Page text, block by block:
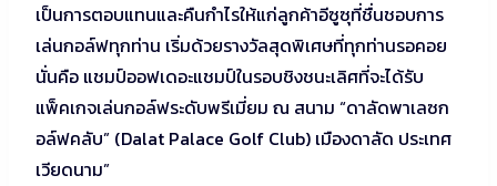
เป็นการตอบแทนและคืนกำไรให้แก่ลูกค้าอีซูซุที่ชื่นชอบการ
เล่นกอล์ฟทุกท่าน เริ่มด้วยรางวัลสุดพิเศษที่ทุกท่านรอคอย
นั่นคือ แชมป์ออฟเดอะแชมป์ในรอบชิงชนะเลิศที่จะได้รับ
แพ็คเกจเล่นกอล์ฟระดับพรีเมี่ยม ณ สนาม “ดาลัดพาเลซก
อล์ฟคลับ” (Dalat Palace Golf Club) เมืองดาลัด ประเทศ
เวียดนาม”